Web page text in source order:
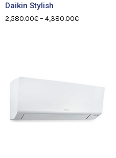
Daikin Stylish
2,580.00€– 4,380.00€